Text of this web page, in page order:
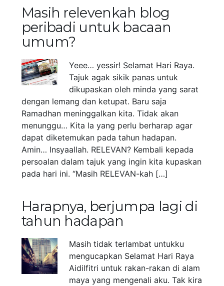
Masih relevenkah blog
peribadi untuk bacaan
umum?
Yeee… yessir! Selamat Hari Raya.
Tajuk agak sikik panas untuk
dikupaskan oleh minda yang sarat
dengan lemang dan ketupat. Baru saja
Ramadhan meninggalkan kita. Tidak akan
menunggu… Kita la yang perlu berharap agar
dapat diketemukan pada tahun hadapan.
Amin… Insyaallah. RELEVAN? Kembali kepada
persoalan dalam tajuk yang ingin kita kupaskan
pada hari ini. “Masih RELEVAN-kah […]
Harapnya, berjumpa lagi di
tahun hadapan
Masih tidak terlambat untukku
mengucapkan Selamat Hari Raya
Aidilfitri untuk rakan-rakan di alam
maya yang mengenali aku. Tak kira